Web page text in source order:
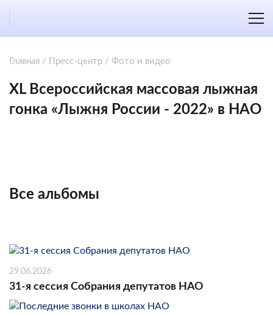
Главная / Пресс-центр / Фото и видео
XL Всероссийская массовая лыжная
гонка «Лыжня России - 2022» в НАО
Все альбомы
29.06.2026
31-я сессия Собрания депутатов НАО